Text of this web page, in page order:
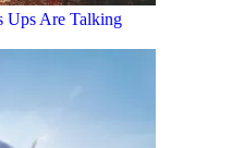
Ups Are Talking